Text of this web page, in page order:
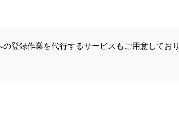
登録作業を代行するサービスもご用意しており